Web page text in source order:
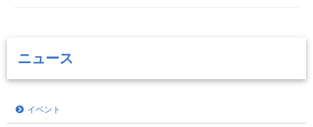
ニュース
イベント